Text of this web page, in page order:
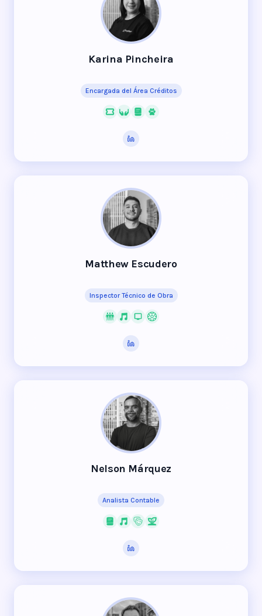
Karina Pincheira
Encargada del Área Créditos
Matthew Escudero
Inspector Técnico de Obra
Nelson Márquez
Analista Contable